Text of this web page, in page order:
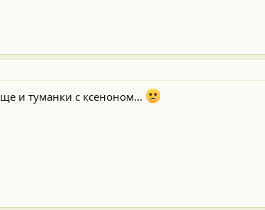
и туманки с ксеноном...